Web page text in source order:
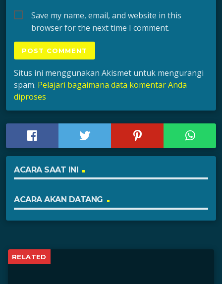
Save my name, email, and website in this
browser for the next time I comment.
Situs ini menggunakan Akismet untuk mengurangi
spam. Pelajari bagaimana data komentar Anda
diproses
ACARA SAAT INI
ACARA AKAN DATANG
RELATED